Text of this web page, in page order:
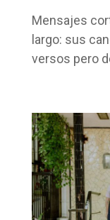
Mensajes
largo: sus
versos pero